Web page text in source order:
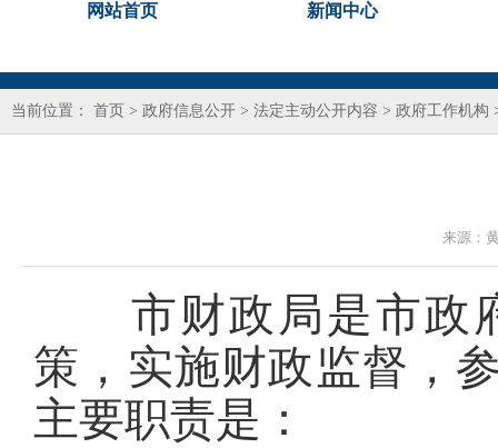
网站首页 新闻中心
当前位置： 首页 > 政府信息公开 > 法定主动公开内容 > 政府工作机构
来源：
市财政局是市政府
策，实施财政监督，
主要职责是：